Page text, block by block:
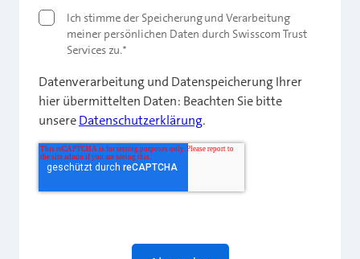
Ich stimme der Speicherung und Verarbeitung
meiner persönlichen Daten durch Swisscom Trust
Services zu.*
Datenverarbeitung und Datenspeicherung Ihrer
hier übermittelten Daten: Beachten Sie bitte
unsereDatenschutzerklärung.